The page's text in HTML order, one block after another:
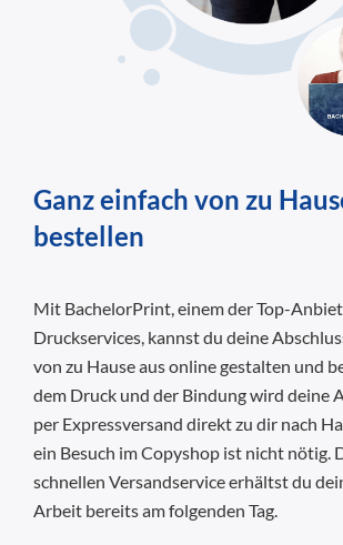
Ganz einfach von zu
bestellen
Mit BachelorPrint, einem der Top-
Druckservices, kannst du deine
von zu Hause aus online gestalten und
dem Druck und der Bindung wird deine
per Expressversand direkt zu dir nach
ein Besuch im Copyshop ist nicht nötig.
schnellen Versandservice erhältst du
Arbeit bereits am folgenden Tag.